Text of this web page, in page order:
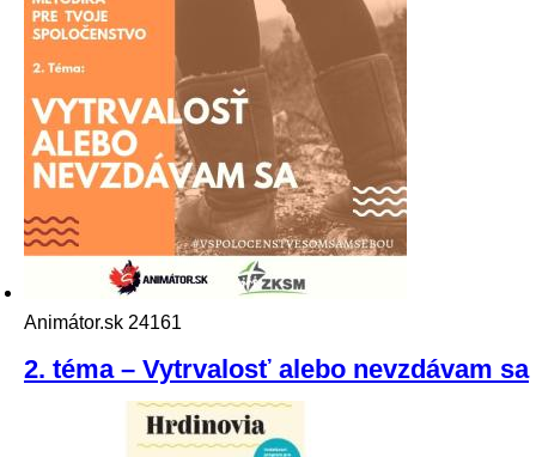
Animátor.sk 24161
2. téma – Vytrvalosť alebo nevzdávam sa